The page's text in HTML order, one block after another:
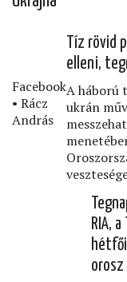
Facebook
• Rácz
András
Tíz rövid
elleni,
A háború
ukrán
RIA,
orosz